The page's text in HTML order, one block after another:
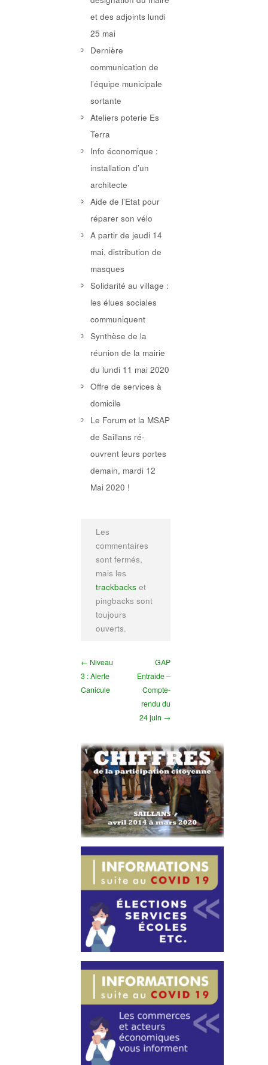
et des adjoints lundi
25 mai
Dernière
communication de
l’équipe municipale
sortante
Ateliers poterie Es
Terra
Info économique :
installation d’un
architecte
Aide de l’Etat pour
réparer son vélo
A partir de jeudi 14
mai, distribution de
masques
Solidarité au village :
les élues sociales
communiquent
Synthèse de la
réunion de la mairie
du lundi 11 mai 2020
Offre de services à
domicile
Le Forum et la MSAP
de Saillans ré-
ouvrent leurs portes
demain, mardi 12
Mai 2020 !
Les
commentaires
sont fermés,
mais les
trackbacks et
pingbacks sont
toujours
ouverts.
← Niveau
3 : Alerte
Canicule
GAP
Entraide –
Compte-
rendu du
24 juin →